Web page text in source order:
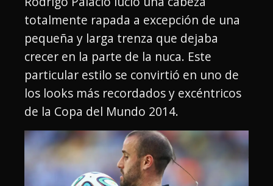
totalmente rapada a excepción de una
pequeña y larga trenza que dejaba
crecer en la parte de la nuca. Este
particular estilo se convirtió en uno de
los looks más recordados y excéntricos
de la Copa del Mundo 2014.